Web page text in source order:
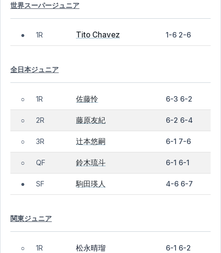
世界スーパージュニア
● 1R Tito Chavez 1-6 2-6
全日本ジュニア
○ 1R 佐藤怜 6-3 6-2
○ 2R 藤原友紀 6-2 6-4
○ 3R 辻本悠嗣 6-1 7-6
○ QF 鈴木琉斗 6-1 6-1
● SF 駒田瑛人 4-6 6-7
関東ジュニア
○ 1R 松永晴瑠 6-1 6-2